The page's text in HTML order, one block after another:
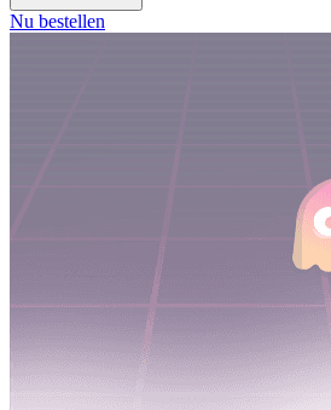
Nu bestellen